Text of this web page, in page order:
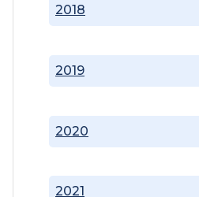
2018
2019
2020
2021